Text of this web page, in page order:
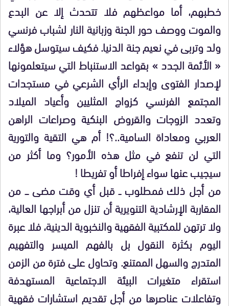
خطبهم، أما مواعظهم فلا تتحدث إلا عن البدع
والموت ووصف حور الجنة وزبانية النار لشباب فرنسي
ولد وتربى في نعيم جنة الدنيا. فكيف سيتوسل هؤلاء
« الأئمة الجدد » بقواعد الاستنباط التي سيتعلمونها
لإصدار الفتوى وإبداء الرأي الشرعي في مستجدات
المجتمع الفرنسي كزواج المثليين وأعياد الميلاد
وتعدد الزوجات والقروض البنكية وصراعات الراهن
العربي ومعاداة السامية..؟! أم هي التقية والتورية
التي لن تنفع في مثل هذه الأمور؟ وما أكثر من
سيجيب عنها سواء إفراطا أو تفريطا !
من أجل ذلك فمطلوب ــ قبل أي وقت مضى ـــ من
المقاربة الإرشادية التنويرية أن تنزل من أبراجها العالية،
ولا ترتهن للمكتبية الفقهية والنخبوية الدينية، فلا عبرة
اليوم بكثرة النقول بل بالفهم الميسر والتفهيم
المتدرج والسهل الممتنع. وتحاول على فترة من الزمن
استقراء متغيرات البيئة الاجتماعية المستهدفة
وتفاعلات عناصرها من أجل تقديم استشارات فقهية